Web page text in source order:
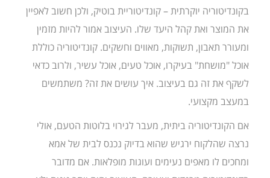
בקונדיטוריה יוקרתית – קונדיטוריית בוטיק, ולכן חשוב לאפיין
את המוצר ואת קהל היעד שלו. העיצוב אמור להיות מזמין
ומעורר תאבון, תשוקות, מאווים וחשקים. קונדיטוריה כוללת
אוכל "מושחת" בעיקרו, אוכל טעים, אוכל עשיר, ולרוב כדאי
לשקף את זה גם בעיצוב. איך עושים את זה? משתמשים
במעצב מקצועי.
אם הקונדיטוריה ביתית, מעבר לגירוי בלוטות הטעם, אולי
נרצה שהלקוח ירגיש שהוא בדיוק נכנס לבית של אמא
ומחכים לו מאפים נעימים ועוגות מופלאות. אם מדובר